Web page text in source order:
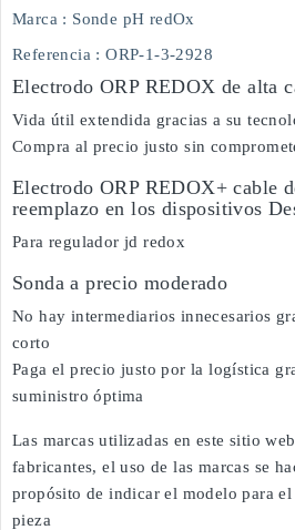
Marca : Sonde pH redOx
Referencia : ORP-1-3-2928
Electrodo ORP REDOX de alta
Vida útil extendida gracias a su
Compra al precio justo sin
Electrodo ORP REDOX+ cable
reemplazo en los dispositivos
Para regulador jd redox
Sonda a precio moderado
No hay intermediarios innecesarios
corto
Paga el precio justo por la logística
suministro óptima
Las marcas utilizadas en este sitio
fabricantes, el uso de las marcas se
propósito de indicar el modelo para el
pieza